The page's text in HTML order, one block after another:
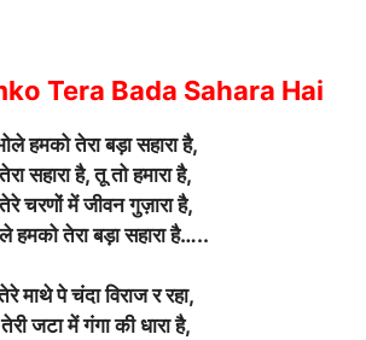
Tera Bada Sahara Hai
हमको तेरा बड़ा सहारा है,
तेरा सहारा है, तू तो हमारा है,
चरणों में जीवन गुज़ारा है,
हमको तेरा बड़ा सहारा है…..
माथे पे चंदा विराज र रहा,
तेरी जटा में गंगा की धारा है,